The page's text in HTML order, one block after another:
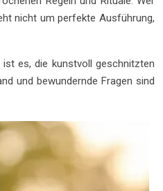
nicht um perfekte Ausführung,
ist es, die kunstvoll geschnitzten
und bewundernde Fragen sind